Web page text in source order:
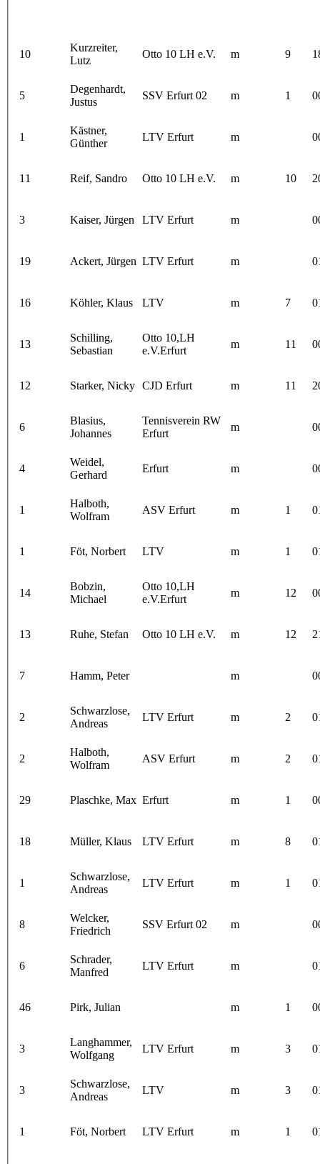
10
Kurzreiter,
Lutz
Otto 10 LH e.V. m 9
5
Degenhardt,
Justus
SSV Erfurt 02 m 1
1
Kästner,
Günther
LTV Erfurt m
11 Reif, Sandro Otto 10 LH e.V. m 10
3 Kaiser, Jürgen LTV Erfurt m
19 Ackert, Jürgen LTV Erfurt m
16 Köhler, Klaus LTV m 7
13
Schilling,
Sebastian
Otto 10,LH
e.V.Erfurt
m 11
12 Starker, Nicky CJD Erfurt m 11
6
Blasius,
Johannes
Tennisverein RW
Erfurt
m
4
Weidel,
Gerhard
Erfurt m
1
Halboth,
Wolfram
ASV Erfurt m 1
1 Föt, Norbert LTV m 1
14
Bobzin,
Michael
Otto 10,LH
e.V.Erfurt
m 12
13 Ruhe, Stefan Otto 10 LH e.V. m 12
7 Hamm, Peter m
2
Schwarzlose,
Andreas
LTV Erfurt m 2
2
Halboth,
Wolfram
ASV Erfurt m 2
29 Plaschke, Max Erfurt m 1
18 Müller, Klaus LTV Erfurt m 8
1
Schwarzlose,
Andreas
LTV Erfurt m 1
8
Welcker,
Friedrich
SSV Erfurt 02 m
6
Schrader,
Manfred
LTV Erfurt m
46 Pirk, Julian m 1
3
Langhammer,
Wolfgang
LTV Erfurt m 3
3
Schwarzlose,
Andreas
LTV m 3
1 Föt, Norbert LTV Erfurt m 1